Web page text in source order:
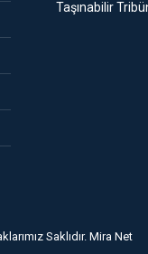
Taşınabilir
Saklıdır. Mira Net